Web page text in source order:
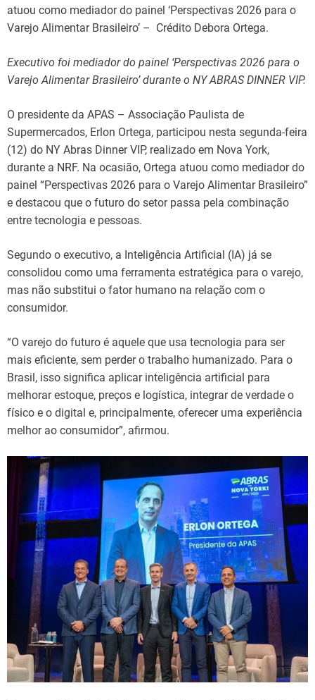
atuou como mediador do painel ‘Perspectivas 2026 para o
Varejo Alimentar Brasileiro’ – Crédito Debora Ortega.
Executivo foi mediador do painel ‘Perspectivas 2026 para o
Varejo Alimentar Brasileiro’ durante o NY ABRAS DINNER VIP.
O presidente da APAS – Associação Paulista de
Supermercados, Erlon Ortega, participou nesta segunda-feira
(12) do NY Abras Dinner VIP, realizado em Nova York,
durante a NRF. Na ocasião, Ortega atuou como mediador do
painel “Perspectivas 2026 para o Varejo Alimentar Brasileiro”
e destacou que o futuro do setor passa pela combinação
entre tecnologia e pessoas.
Segundo o executivo, a Inteligência Artificial (IA) já se
consolidou como uma ferramenta estratégica para o varejo,
mas não substitui o fator humano na relação com o
consumidor.
“O varejo do futuro é aquele que usa tecnologia para ser
mais eficiente, sem perder o trabalho humanizado. Para o
Brasil, isso significa aplicar inteligência artificial para
melhorar estoque, preços e logística, integrar de verdade o
físico e o digital e, principalmente, oferecer uma experiência
melhor ao consumidor”, afirmou.